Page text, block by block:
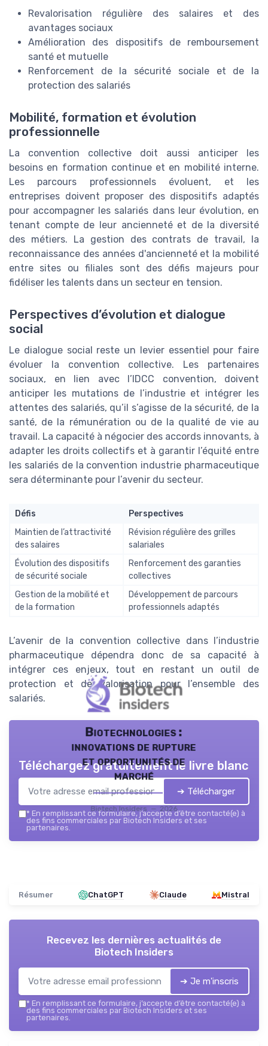
Revalorisation régulière des salaires et des
avantages sociaux
Amélioration des dispositifs de remboursement
santé et mutuelle
Renforcement de la sécurité sociale et de la
protection des salariés
Mobilité, formation et évolution
professionnelle
La convention collective doit aussi anticiper les
besoins en formation continue et en mobilité interne.
Les parcours professionnels évoluent, et les
entreprises doivent proposer des dispositifs adaptés
pour accompagner les salariés dans leur évolution, en
tenant compte de leur ancienneté et de la diversité
des métiers. La gestion des contrats de travail, la
reconnaissance des années d'ancienneté et la mobilité
entre sites ou filiales sont des défis majeurs pour
fidéliser les talents dans un secteur en tension.
Perspectives d’évolution et dialogue
social
Le dialogue social reste un levier essentiel pour faire
évoluer la convention collective. Les partenaires
sociaux, en lien avec l’IDCC convention, doivent
anticiper les mutations de l’industrie et intégrer les
attentes des salariés, qu’il s’agisse de la sécurité, de la
santé, de la rémunération ou de la qualité de vie au
travail. La capacité à négocier des accords innovants, à
adapter les droits collectifs et à garantir l’équité entre
les salariés de la convention industrie pharmaceutique
sera déterminante pour l’avenir du secteur.
Défis
Perspectives
Maintien de l’attractivité
des salaires
Révision régulière des grilles
salariales
Évolution des dispositifs
de sécurité sociale
Renforcement des garanties
collectives
Gestion de la mobilité et
de la formation
Développement de parcours
professionnels adaptés
L’avenir de la convention collective dans l’industrie
pharmaceutique dépendra donc de sa capacité à
intégrer ces enjeux, tout en restant un outil de
protection et de valorisation pour l’ensemble des
salariés.
Biotechnologies :
innovations de rupture
et opportunités de
marché
Biotech Insiders — 2026
Téléchargez gratuitement le livre blanc
➔ Télécharger
* En remplissant ce formulaire, j’accepte d’être contacté(e) à
des fins commerciales par Biotech Insiders et ses
partenaires.
Résumer ChatGPT Claude Mistral
Recevez les dernières actualités de
Biotech Insiders
➔ Je m'inscris
* En remplissant ce formulaire, j’accepte d’être contacté(e) à
des fins commerciales par Biotech Insiders et ses
partenaires.